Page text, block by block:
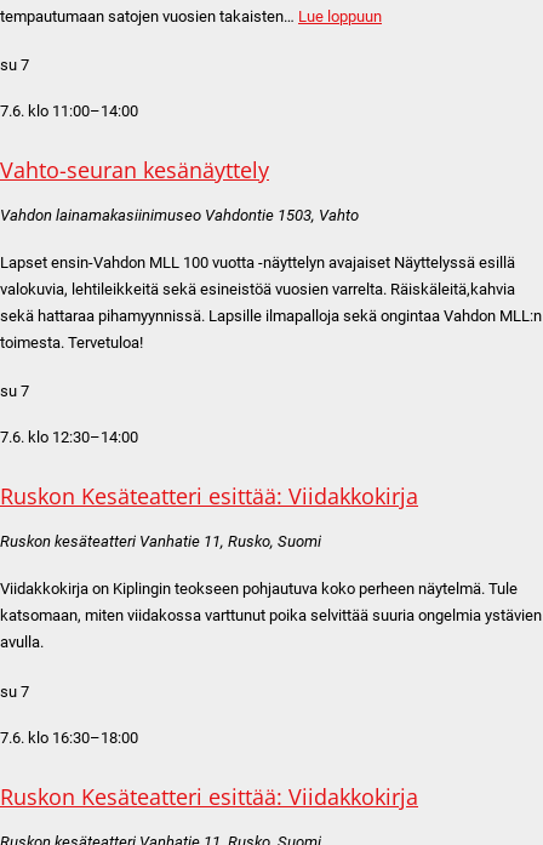
tempautumaan satojen vuosien takaisten… Lue loppuun
su 7
7.6. klo 11:00–14:00
Vahto-seuran kesänäyttely
Vahdon lainamakasiinimuseo Vahdontie 1503, Vahto
Lapset ensin-Vahdon MLL 100 vuotta -näyttelyn avajaiset Näyttelyssä esillä
valokuvia, lehtileikkeitä sekä esineistöä vuosien varrelta. Räiskäleitä,kahvia
sekä hattaraa pihamyynnissä. Lapsille ilmapalloja sekä ongintaa Vahdon MLL:n
toimesta. Tervetuloa!
su 7
7.6. klo 12:30–14:00
Ruskon Kesäteatteri esittää: Viidakkokirja
Ruskon kesäteatteri Vanhatie 11, Rusko, Suomi
Viidakkokirja on Kiplingin teokseen pohjautuva koko perheen näytelmä. Tule
katsomaan, miten viidakossa varttunut poika selvittää suuria ongelmia ystävien
avulla.
su 7
7.6. klo 16:30–18:00
Ruskon Kesäteatteri esittää: Viidakkokirja